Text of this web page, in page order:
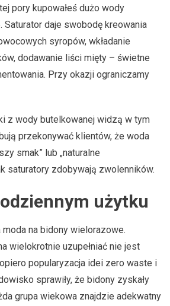
pory kupowałeś dużo wody
daje swobodę kreowania
syropów, wkładanie
dodawanie liści mięty – świetne
Przy okazji ograniczamy
z wody butelkowanej widzą w tym
przekonywać klientów, że woda
smak” lub „naturalne
saturatory zdobywają zwolenników.
użytku
na bidony wielorazowe.
wielokrotnie uzupełniać nie jest
popularyzacja idei zero waste i
sprawiły, że bidony zyskały
grupa wiekowa znajdzie adekwatny